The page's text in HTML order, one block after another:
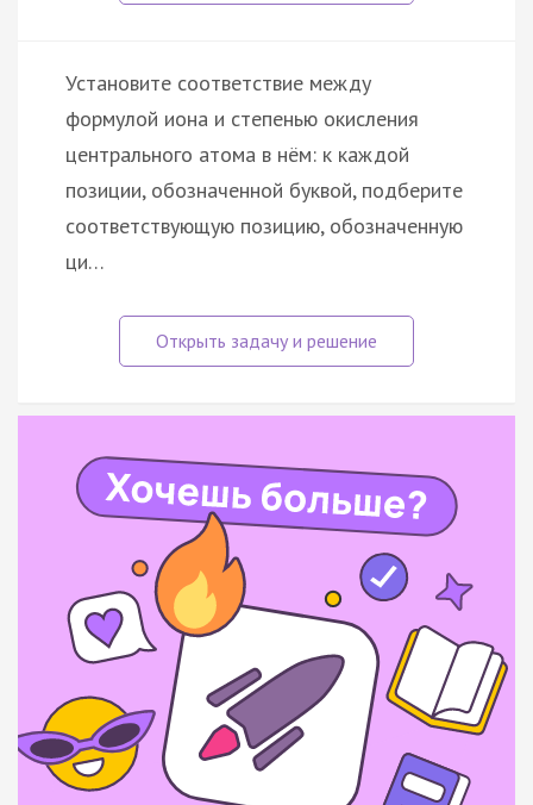
Установите соответствие между
формулой иона и степенью окисления
центрального атома в нём: к каждой
позиции, обозначенной буквой, подберите
соответствующую позицию, обозначенную
ци…